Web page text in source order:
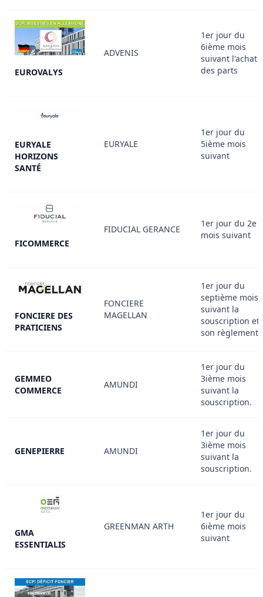
EUROVALYS
ADVENIS
1er jour du
6ième mois
suivant l'achat
des parts
EURYALE
HORIZONS
SANTÉ
EURYALE
1er jour du
5ième mois
suivant
FICOMMERCE
FIDUCIAL GERANCE
1er jour du 2e
mois suivant
FONCIERE DES
PRATICIENS
FONCIERE
MAGELLAN
1er jour du
septième mois
suivant la
souscription et
son règlement.
GEMMEO
COMMERCE
AMUNDI
1er jour du
3ième mois
suivant la
souscription.
GENEPIERRE AMUNDI
1er jour du
3ième mois
suivant la
souscription.
GMA
ESSENTIALIS
GREENMAN ARTH
1er jour du
6ième mois
suivant